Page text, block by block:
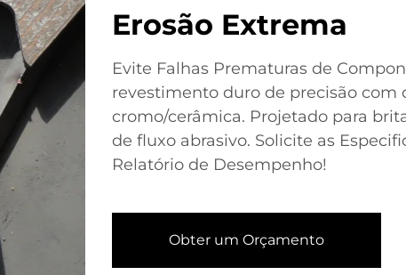
Erosão Extrema
Evite Falhas Prematuras de
revestimento duro de precisão com
cromo/cerâmica. Projetado para
de fluxo abrasivo. Solicite as
Relatório de Desempenho!
Obter um Orçamento